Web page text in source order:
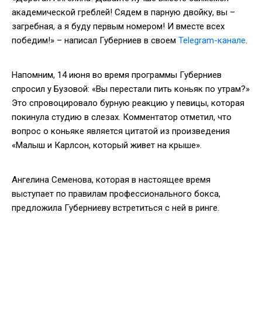
академической греблей! Сядем в парную двойку, вы –
загребная, а я буду первым номером! И вместе всех
победим!» – написал Губерниев в своем Telegram-канале.
Напомним, 14 июня во время программы Губерниев
спросил у Бузовой: «Вы перестали пить коньяк по утрам?»
Это спровоцировало бурную реакцию у певицы, которая
покинула студию в слезах. Комментатор отметил, что
вопрос о коньяке является цитатой из произведения
«Малыш и Карлсон, который живет на крыше».
Ангелина Семенова, которая в настоящее время
выступает по правилам профессионального бокса,
предложила Губерниеву встретиться с ней в ринге.